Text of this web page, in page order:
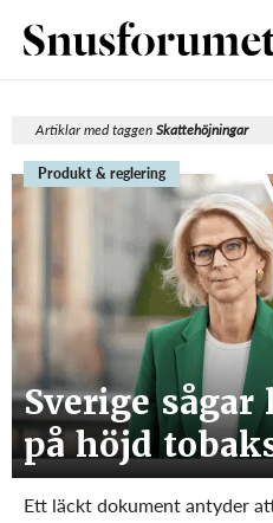
Artiklar med taggenSkattehöjningar
Produkt & reglering
Sverige
på höjd
Ett läckt dokument antyder